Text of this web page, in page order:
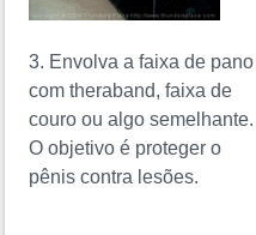
3. Envolva a faixa de pano
com theraband, faixa de
couro ou algo semelhante.
O objetivo é proteger o
pênis contra lesões.